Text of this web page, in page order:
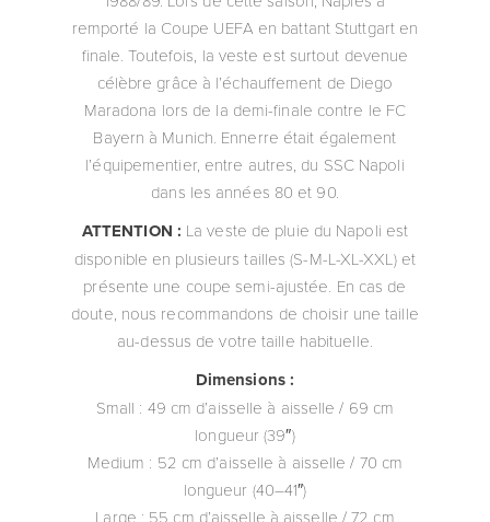
remporté la Coupe UEFA en battant Stuttgart en
finale. Toutefois, la veste est surtout devenue
célèbre grâce à l’échauffement de Diego
Maradona lors de la demi-finale contre le FC
Bayern à Munich. Ennerre était également
l’équipementier, entre autres, du SSC Napoli
dans les années 80 et 90.
ATTENTION : La veste de pluie du Napoli est
disponible en plusieurs tailles (S-M-L-XL-XXL) et
présente une coupe semi-ajustée. En cas de
doute, nous recommandons de choisir une taille
au-dessus de votre taille habituelle.
Dimensions :
Small : 49 cm d’aisselle à aisselle / 69 cm
longueur (39″)
Medium : 52 cm d’aisselle à aisselle / 70 cm
longueur (40–41″)
Large : 55 cm d’aisselle à aisselle / 72 cm